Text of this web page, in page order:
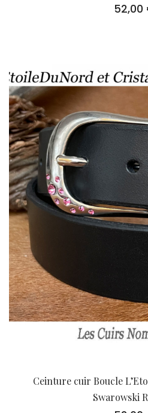
52,00
Ceinture cuir Boucle
Swarowski